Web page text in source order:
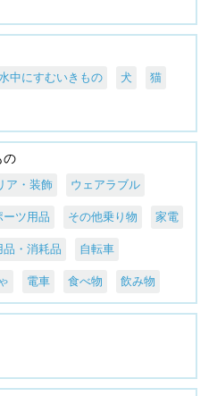
中にすむいきもの 犬 猫
の
ア・装飾 ウェアラブル
ーツ用品 その他乗り物 家電
品・消耗品 自転車
電車 食べ物 飲み物